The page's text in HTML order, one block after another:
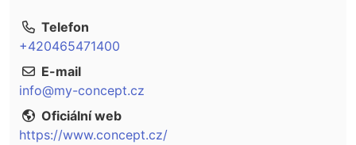
Telefon
+420465471400
E-mail
info@my-concept.cz
Oficiální web
https://www.concept.cz/